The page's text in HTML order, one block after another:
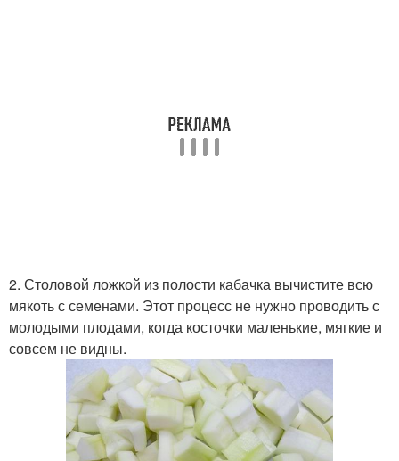
2. Столовой ложкой из полости кабачка вычистите всю
мякоть с семенами. Этот процесс не нужно проводить с
молодыми плодами, когда косточки маленькие, мягкие и
совсем не видны.